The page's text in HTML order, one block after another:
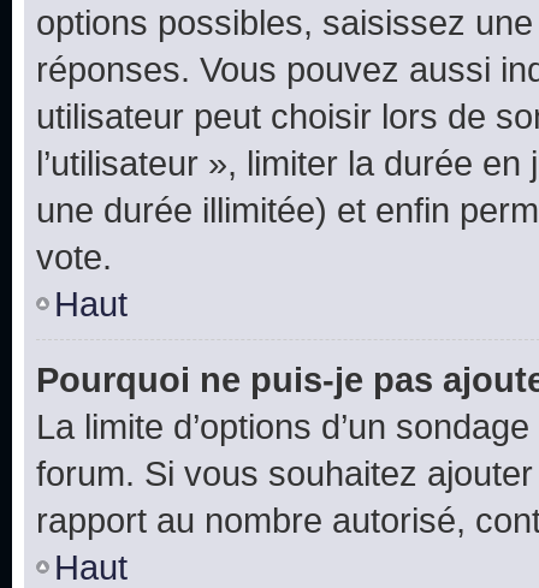
options possibles, saisissez
réponses. Vous pouvez aussi
utilisateur peut choisir lors de
l’utilisateur », limiter la durée
une durée illimitée) et enfin
vote.
Haut
Pourquoi ne puis-je pas
La limite d’options d’un
forum. Si vous souhaitez
rapport au nombre autorisé,
Haut